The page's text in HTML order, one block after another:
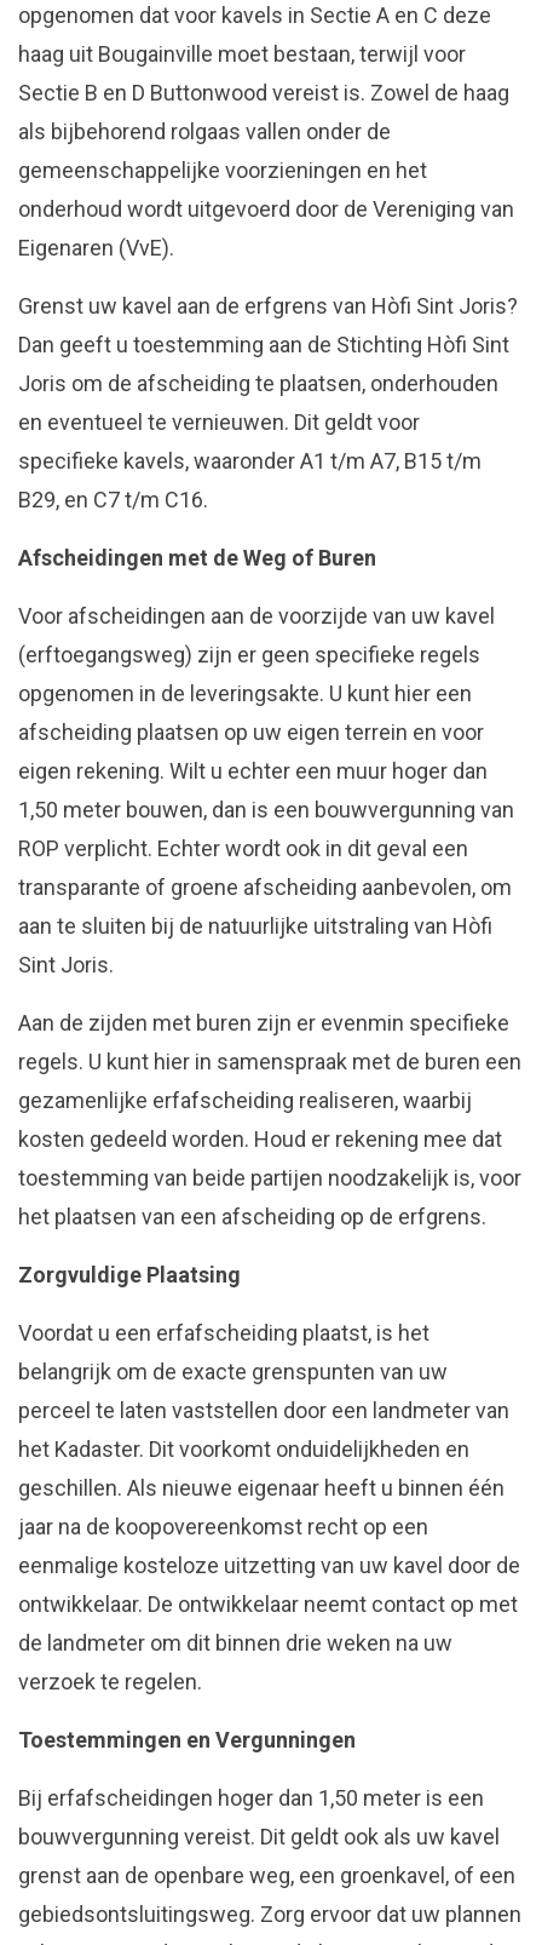
opgenomen dat voor kavels in Sectie A en C deze
haag uit Bougainville moet bestaan, terwijl voor
Sectie B en D Buttonwood vereist is. Zowel de haag
als bijbehorend rolgaas vallen onder de
gemeenschappelijke voorzieningen en het
onderhoud wordt uitgevoerd door de Vereniging van
Eigenaren (VvE).
Grenst uw kavel aan de erfgrens van Hòfi Sint Joris?
Dan geeft u toestemming aan de Stichting Hòfi Sint
Joris om de afscheiding te plaatsen, onderhouden
en eventueel te vernieuwen. Dit geldt voor
specifieke kavels, waaronder A1 t/m A7, B15 t/m
B29, en C7 t/m C16.
Afscheidingen met de Weg of Buren
Voor afscheidingen aan de voorzijde van uw kavel
(erftoegangsweg) zijn er geen specifieke regels
opgenomen in de leveringsakte. U kunt hier een
afscheiding plaatsen op uw eigen terrein en voor
eigen rekening. Wilt u echter een muur hoger dan
1,50 meter bouwen, dan is een bouwvergunning van
ROP verplicht. Echter wordt ook in dit geval een
transparante of groene afscheiding aanbevolen, om
aan te sluiten bij de natuurlijke uitstraling van Hòfi
Sint Joris.
Aan de zijden met buren zijn er evenmin specifieke
regels. U kunt hier in samenspraak met de buren een
gezamenlijke erfafscheiding realiseren, waarbij
kosten gedeeld worden. Houd er rekening mee dat
toestemming van beide partijen noodzakelijk is, voor
het plaatsen van een afscheiding op de erfgrens.
Zorgvuldige Plaatsing
Voordat u een erfafscheiding plaatst, is het
belangrijk om de exacte grenspunten van uw
perceel te laten vaststellen door een landmeter van
het Kadaster. Dit voorkomt onduidelijkheden en
geschillen. Als nieuwe eigenaar heeft u binnen één
jaar na de koopovereenkomst recht op een
eenmalige kosteloze uitzetting van uw kavel door de
ontwikkelaar. De ontwikkelaar neemt contact op met
de landmeter om dit binnen drie weken na uw
verzoek te regelen.
Toestemmingen en Vergunningen
Bij erfafscheidingen hoger dan 1,50 meter is een
bouwvergunning vereist. Dit geldt ook als uw kavel
grenst aan de openbare weg, een groenkavel, of een
gebiedsontsluitingsweg. Zorg ervoor dat uw plannen